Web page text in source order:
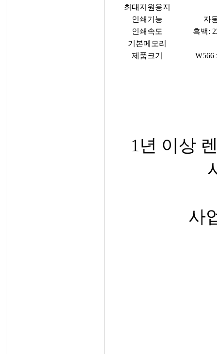
최대지원용지
인쇄기능
자
인쇄속도
흑백:
기본메모리
제품크기
W566
1년 이상
사